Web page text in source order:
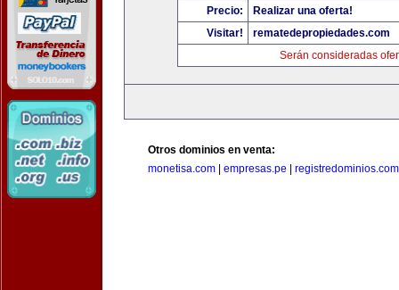
Precio:
Realizar una oferta!
Visitar!
rematedepropiedades.com
Serán consideradas
Otros dominios en venta:
monetisa.com
empresas.pe registredominios.com